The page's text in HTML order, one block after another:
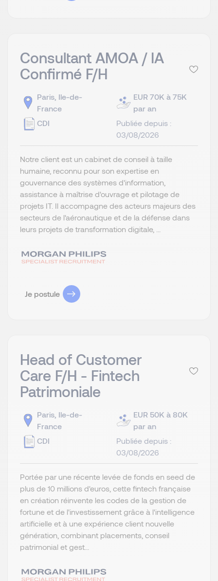
Consultant AMOA / IA
Confirmé F/H
Paris, Ile-de-
France
CDI
EUR 70K à 75K
par an
Publiée depuis :
03/08/2026
Notre client est un cabinet de conseil à taille
humaine, reconnu pour son expertise en
gouvernance des systèmes d'information,
assistance à maîtrise d'ouvrage et pilotage de
projets IT. Il accompagne des acteurs majeurs des
secteurs de l'aéronautique et de la défense dans
leurs projets de transformation digitale, ...
Je postule
Head of Customer
Care F/H - Fintech
Patrimoniale
Paris, Ile-de-
France
CDI
EUR 50K à 80K
par an
Publiée depuis :
03/08/2026
Portée par une récente levée de fonds en seed de
plus de 10 millions d'euros, cette fintech française
en création réinvente les codes de la gestion de
fortune et de l'investissement grâce à l'intelligence
artificielle et à une expérience client nouvelle
génération, combinant placements, conseil
patrimonial et gest...